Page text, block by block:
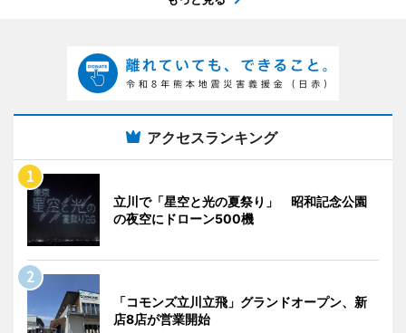
アクセスランキング
立川で「星空と光の夏祭り」 昭和記念公園
の夜空にドローン500機
「コモンズ立川立飛」グランドオープン、新
店8店が営業開始